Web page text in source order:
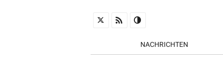
NACHRICHTEN